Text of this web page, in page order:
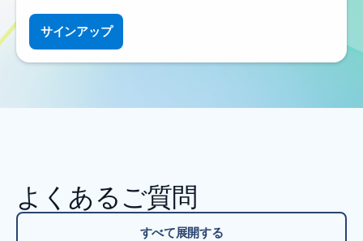
サインアップ
よくあるご質問
すべて展開する